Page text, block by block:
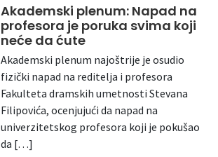
Akademski plenum: Napad na
profesora je poruka svima koji
neće da ćute
Akademski plenum najoštrije je osudio
fizički napad na reditelja i profesora
Fakulteta dramskih umetnosti Stevana
Filipovića, ocenjujući da napad na
univerzitetskog profesora koji je pokušao
da […]